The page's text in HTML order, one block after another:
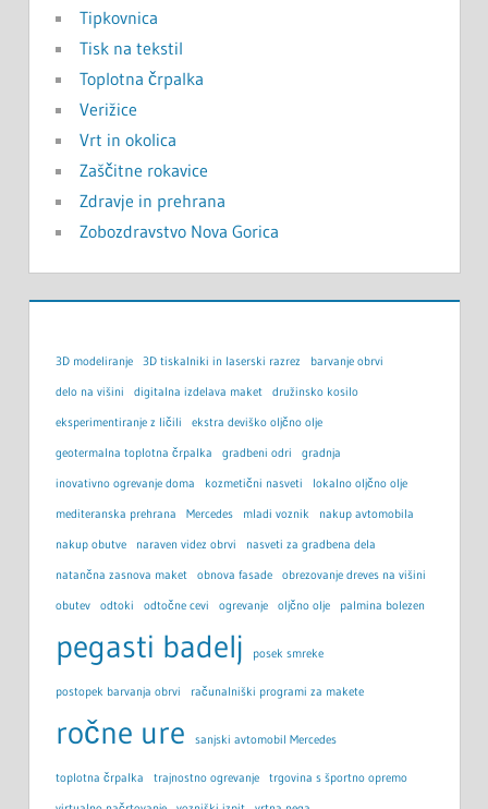
Tipkovnica
Tisk na tekstil
Toplotna črpalka
Verižice
Vrt in okolica
Zaščitne rokavice
Zdravje in prehrana
Zobozdravstvo Nova Gorica
3D modeliranje 3D tiskalniki in laserski razrez barvanje obrvi
delo na višini digitalna izdelava maket družinsko kosilo
eksperimentiranje z ličili ekstra deviško oljčno olje
geotermalna toplotna črpalka gradbeni odri gradnja
inovativno ogrevanje doma kozmetični nasveti lokalno oljčno olje
mediteranska prehrana Mercedes mladi voznik nakup avtomobila
nakup obutve naraven videz obrvi nasveti za gradbena dela
natančna zasnova maket obnova fasade obrezovanje dreves na višini
obutev odtoki odtočne cevi ogrevanje oljčno olje palmina bolezen
pegasti badelj posek smreke
postopek barvanja obrvi računalniški programi za makete
ročne ure sanjski avtomobil Mercedes
toplotna črpalka trajnostno ogrevanje trgovina s športno opremo